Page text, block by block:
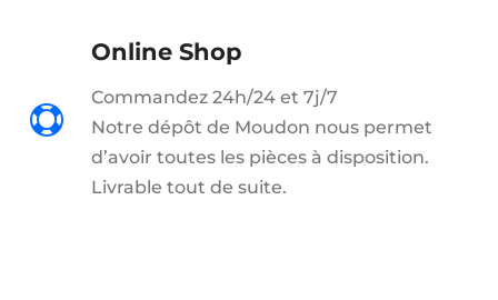

Online Shop
Commandez 24h/24 et 7j/7
Notre dépôt de Moudon nous permet
d’avoir toutes les pièces à disposition.
Livrable tout de suite.